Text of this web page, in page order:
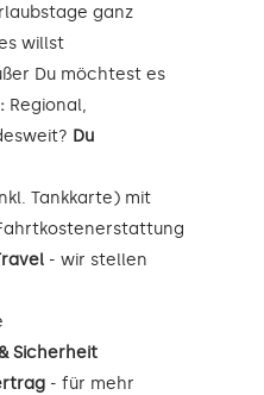
ganz
willst
Du möchtest es
Regional,
Du
Tankkarte) mit
- wir stellen
Sicherheit
- für mehr